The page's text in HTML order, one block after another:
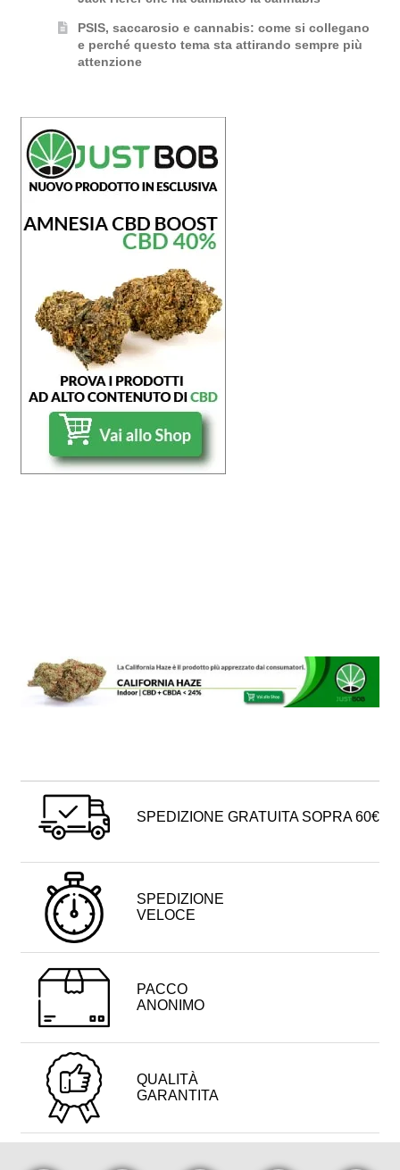
PSIS, saccarosio e cannabis: come si collegano
e perché questo tema sta attirando sempre più
attenzione
SPEDIZIONE GRATUITA SOPRA 60€
SPEDIZIONE
VELOCE
PACCO
ANONIMO
QUALITÀ
GARANTITA